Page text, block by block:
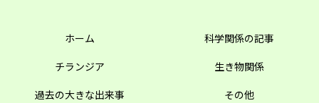
ホーム
科学関係の記事
チランジア
生き物関係
過去の大きな出来事
その他